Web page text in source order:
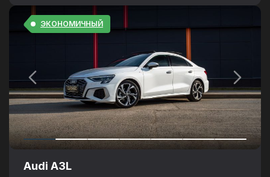
ЭКОНОМИЧНЫЙ
Audi A3L